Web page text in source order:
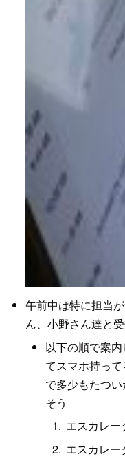
午前中は特に担当
ん、小野さん達と
以下の順で案
てスマホ持っ
で多少もたつ
そう
エスカレー
エスカレ